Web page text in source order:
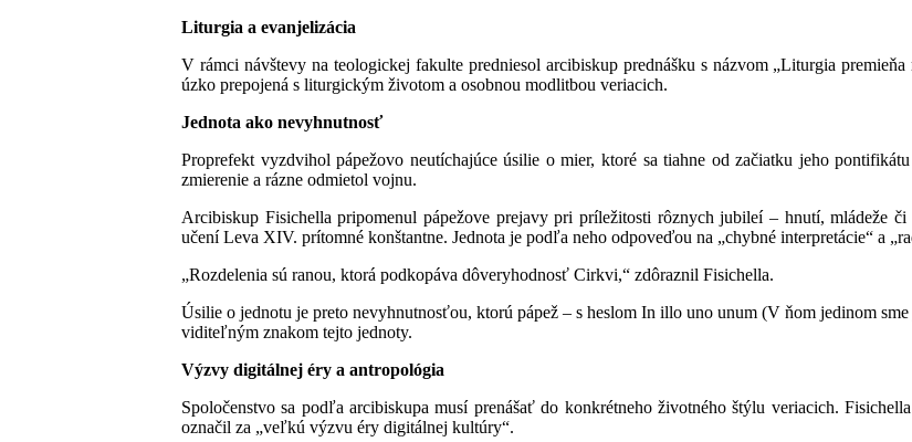
Liturgia a evanjelizácia
V rámci návštevy na teologickej fakulte predniesol arcibiskup prednášku s názvom „Liturgia
úzko prepojená s liturgickým životom a osobnou modlitbou veriacich.
Jednota ako nevyhnutnosť
Proprefekt vyzdvihol pápežovo neutíchajúce úsilie o mier, ktoré sa tiahne od začiatku jeho
zmierenie a rázne odmietol vojnu.
Arcibiskup Fisichella pripomenul pápežove prejavy pri príležitosti rôznych jubileí – hnutí, mládeže
učení Leva XIV. prítomné konštantne. Jednota je podľa neho odpoveďou na „chybné interpretácie“ a
„Rozdelenia sú ranou, ktorá podkopáva dôveryhodnosť Cirkvi,“ zdôraznil Fisichella.
Úsilie o jednotu je preto nevyhnutnosťou, ktorú pápež – s heslom In illo uno unum (V ňom jedinom
viditeľným znakom tejto jednoty.
Výzvy digitálnej éry a antropológia
Spoločenstvo sa podľa arcibiskupa musí prenášať do konkrétneho životného štýlu veriacich.
označil za „veľkú výzvu éry digitálnej kultúry“.